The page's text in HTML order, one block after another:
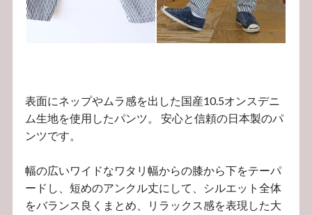
表面にネップやムラ感を出した国産10.5オンスデニ
ム生地を使用したパンツ。 安心と信頼の日本製のパ
ンツです。
幅の広いワイドなワタリ幅からの膝から下をテーパ
ードし、短めのアンクル丈にして、シルエット全体
をバランス良くまとめ、リラックス感を表現した大